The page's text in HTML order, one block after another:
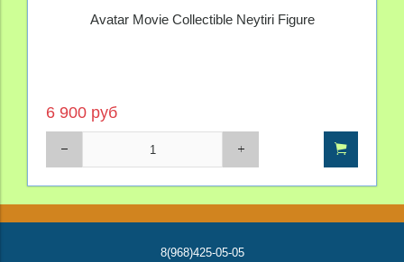
Avatar Movie Collectible Neytiri Figure
6 900 руб
8(968)425-05-05